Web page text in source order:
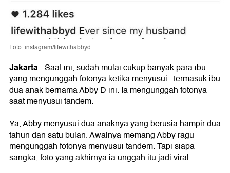
Foto: instagram/lifewithabbyd
Jakarta- Saat ini, sudah mulai cukup banyak para ibu
yang mengunggah fotonya ketika menyusui. Termasuk ibu
dua anak bernama Abby D ini. Ia mengunggah fotonya
saat menyusui tandem.
Ya, Abby menyusui dua anaknya yang berusia hampir dua
tahun dan satu bulan. Awalnya memang Abby ragu
mengunggah fotonya menyusui tandem. Tapi siapa
sangka, foto yang akhirnya ia unggah itu jadi viral.